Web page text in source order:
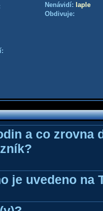
Nenávidí: laple
Obdivuje:
a co zrovna
je uvedeno na